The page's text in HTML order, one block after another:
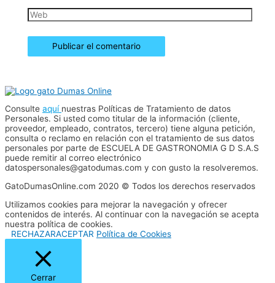
Web
Consulte aquí nuestras Políticas de Tratamiento de datos
Personales. Si usted como titular de la información (cliente,
proveedor, empleado, contratos, tercero) tiene alguna petición,
consulta o reclamo en relación con el tratamiento de sus datos
personales por parte de ESCUELA DE GASTRONOMIA G D S.A.S
puede remitir al correo electrónico
datospersonales@gatodumas.com y con gusto la resolveremos.
GatoDumasOnline.com 2020 © Todos los derechos reservados
Utilizamos cookies para mejorar la navegación y ofrecer
contenidos de interés. Al continuar con la navegación se acepta
nuestra política de cookies.
RECHAZARACEPTAR Política de Cookies
Cerrar